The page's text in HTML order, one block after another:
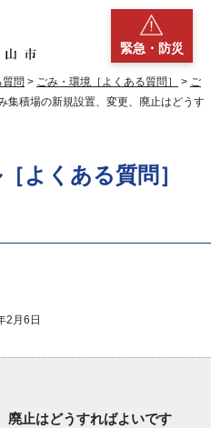
緊急・防災
質問 > ごみ・環境［よくある質問］ > ご
集積場の新規設置、変更、廃止はどうす
よくある質問］
月6日
廃止はどうすればよいです